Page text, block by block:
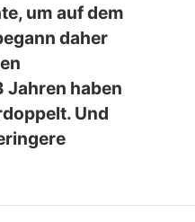
um auf dem
daher
Jahren haben
Und